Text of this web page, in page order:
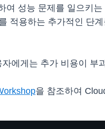
성능 문제를 일으키는
적용하는 추가적인 단
에게는 추가 비용이 부
을 참조하여